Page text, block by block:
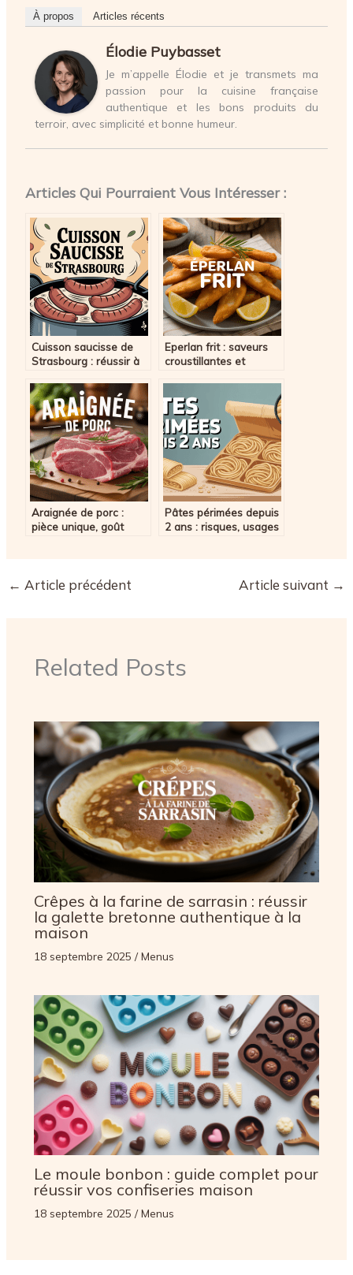
À propos Articles récents
Élodie Puybasset
Je m’appelle Élodie et je transmets ma
passion pour la cuisine française
authentique et les bons produits du
terroir, avec simplicité et bonne humeur.
Articles Qui Pourraient Vous Intéresser :
Cuisson saucisse de
Strasbourg : réussir à
Eperlan frit : saveurs
croustillantes et
Araignée de porc :
pièce unique, goût
Pâtes périmées depuis
2 ans : risques, usages
← Article précédent Article suivant →
Related Posts
Crêpes à la farine de sarrasin : réussir
la galette bretonne authentique à la
maison
18 septembre 2025 /Menus
Le moule bonbon : guide complet pour
réussir vos confiseries maison
18 septembre 2025 /Menus